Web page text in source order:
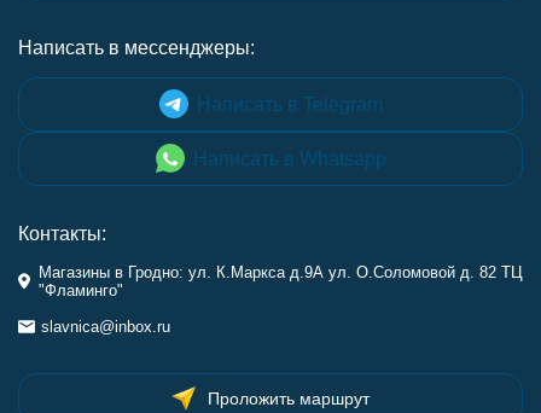
Написать в мессенджеры:
Написать в Telegram
Написать в Whatsapp
Контакты:
Магазины в Гродно: ул. К.Маркса д.9А ул. О.Соломовой д. 82 ТЦ
"Фламинго"
slavnica@inbox.ru
Проложить маршрут